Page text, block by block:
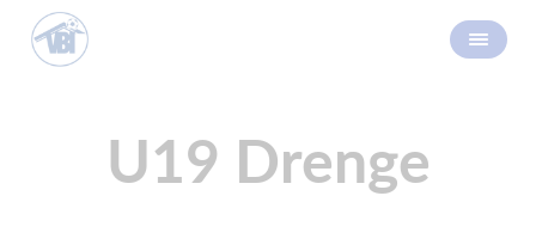
U19 Drenge